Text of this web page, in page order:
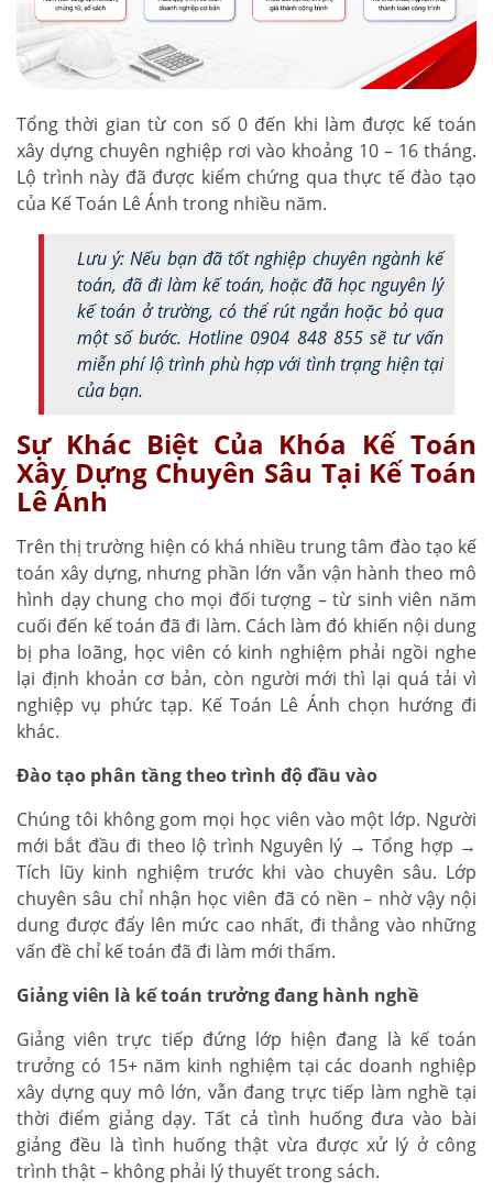
Tổng thời gian từ con số 0 đến khi làm được kế toán
xây dựng chuyên nghiệp rơi vào khoảng 10 – 16 tháng.
Lộ trình này đã được kiểm chứng qua thực tế đào tạo
của Kế Toán Lê Ánh trong nhiều năm.
Lưu ý: Nếu bạn đã tốt nghiệp chuyên ngành kế
toán, đã đi làm kế toán, hoặc đã học nguyên lý
kế toán ở trường, có thể rút ngắn hoặc bỏ qua
một số bước. Hotline 0904 848 855 sẽ tư vấn
miễn phí lộ trình phù hợp với tình trạng hiện tại
của bạn.
Sự Khác Biệt Của Khóa Kế Toán
Xây Dựng Chuyên Sâu Tại Kế Toán
Lê Ánh
Trên thị trường hiện có khá nhiều trung tâm đào tạo kế
toán xây dựng, nhưng phần lớn vẫn vận hành theo mô
hình dạy chung cho mọi đối tượng – từ sinh viên năm
cuối đến kế toán đã đi làm. Cách làm đó khiến nội dung
bị pha loãng, học viên có kinh nghiệm phải ngồi nghe
lại định khoản cơ bản, còn người mới thì lại quá tải vì
nghiệp vụ phức tạp. Kế Toán Lê Ánh chọn hướng đi
khác.
Đào tạo phân tầng theo trình độ đầu vào
Chúng tôi không gom mọi học viên vào một lớp. Người
mới bắt đầu đi theo lộ trình Nguyên lý → Tổng hợp →
Tích lũy kinh nghiệm trước khi vào chuyên sâu. Lớp
chuyên sâu chỉ nhận học viên đã có nền – nhờ vậy nội
dung được đẩy lên mức cao nhất, đi thẳng vào những
vấn đề chỉ kế toán đã đi làm mới thấm.
Giảng viên là kế toán trưởng đang hành nghề
Giảng viên trực tiếp đứng lớp hiện đang là kế toán
trưởng có 15+ năm kinh nghiệm tại các doanh nghiệp
xây dựng quy mô lớn, vẫn đang trực tiếp làm nghề tại
thời điểm giảng dạy. Tất cả tình huống đưa vào bài
giảng đều là tình huống thật vừa được xử lý ở công
trình thật – không phải lý thuyết trong sách.